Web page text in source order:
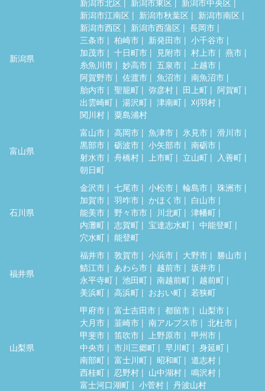
新潟県
新潟市江南区
新潟市秋葉区
新潟市南区
新潟市西区
新潟市西蒲区
長岡市
三条市
柏崎市 新発田市
小千谷市
加茂市
十日町市 見附市 村上市
燕市
糸魚川市
妙高市 五泉市
上越市
阿賀野市
佐渡市 魚沼市
南魚沼市
胎内市
聖籠町 弥彦村 田上町
阿賀町
出雲崎町
湯沢町 津南町
刈羽村
関川村
粟島浦村
富山県
富山市 高岡市 魚津市 氷見市
滑川市
黒部市
砺波市 小矢部市
南砺市
射水市
舟橋村 上市町 立山町
入善町
朝日町
石川県
金沢市 七尾市 小松市 輪島市
珠洲市
加賀市
羽咋市 かほく市
白山市
能美市
野々市市 川北町
津幡町
内灘町
志賀町 宝達志水町
中能登町
穴水町
能登町
福井県
福井市 敦賀市 小浜市 大野市
勝山市
鯖江市
あわら市 越前市
坂井市
永平寺町
池田町 南越前町
越前町
美浜町
高浜町 おおい町 若狭町
山梨県
甲府市 富士吉田市 都留市
山梨市
大月市
韮崎市 南アルプス市
北杜市
甲斐市
笛吹市 上野原市
甲州市
中央市
市川三郷町 早川町
身延町
南部町
富士川町 昭和町
道志村
西桂町
忍野村 山中湖村
鳴沢村
富士河口湖町
小菅村 丹波山村